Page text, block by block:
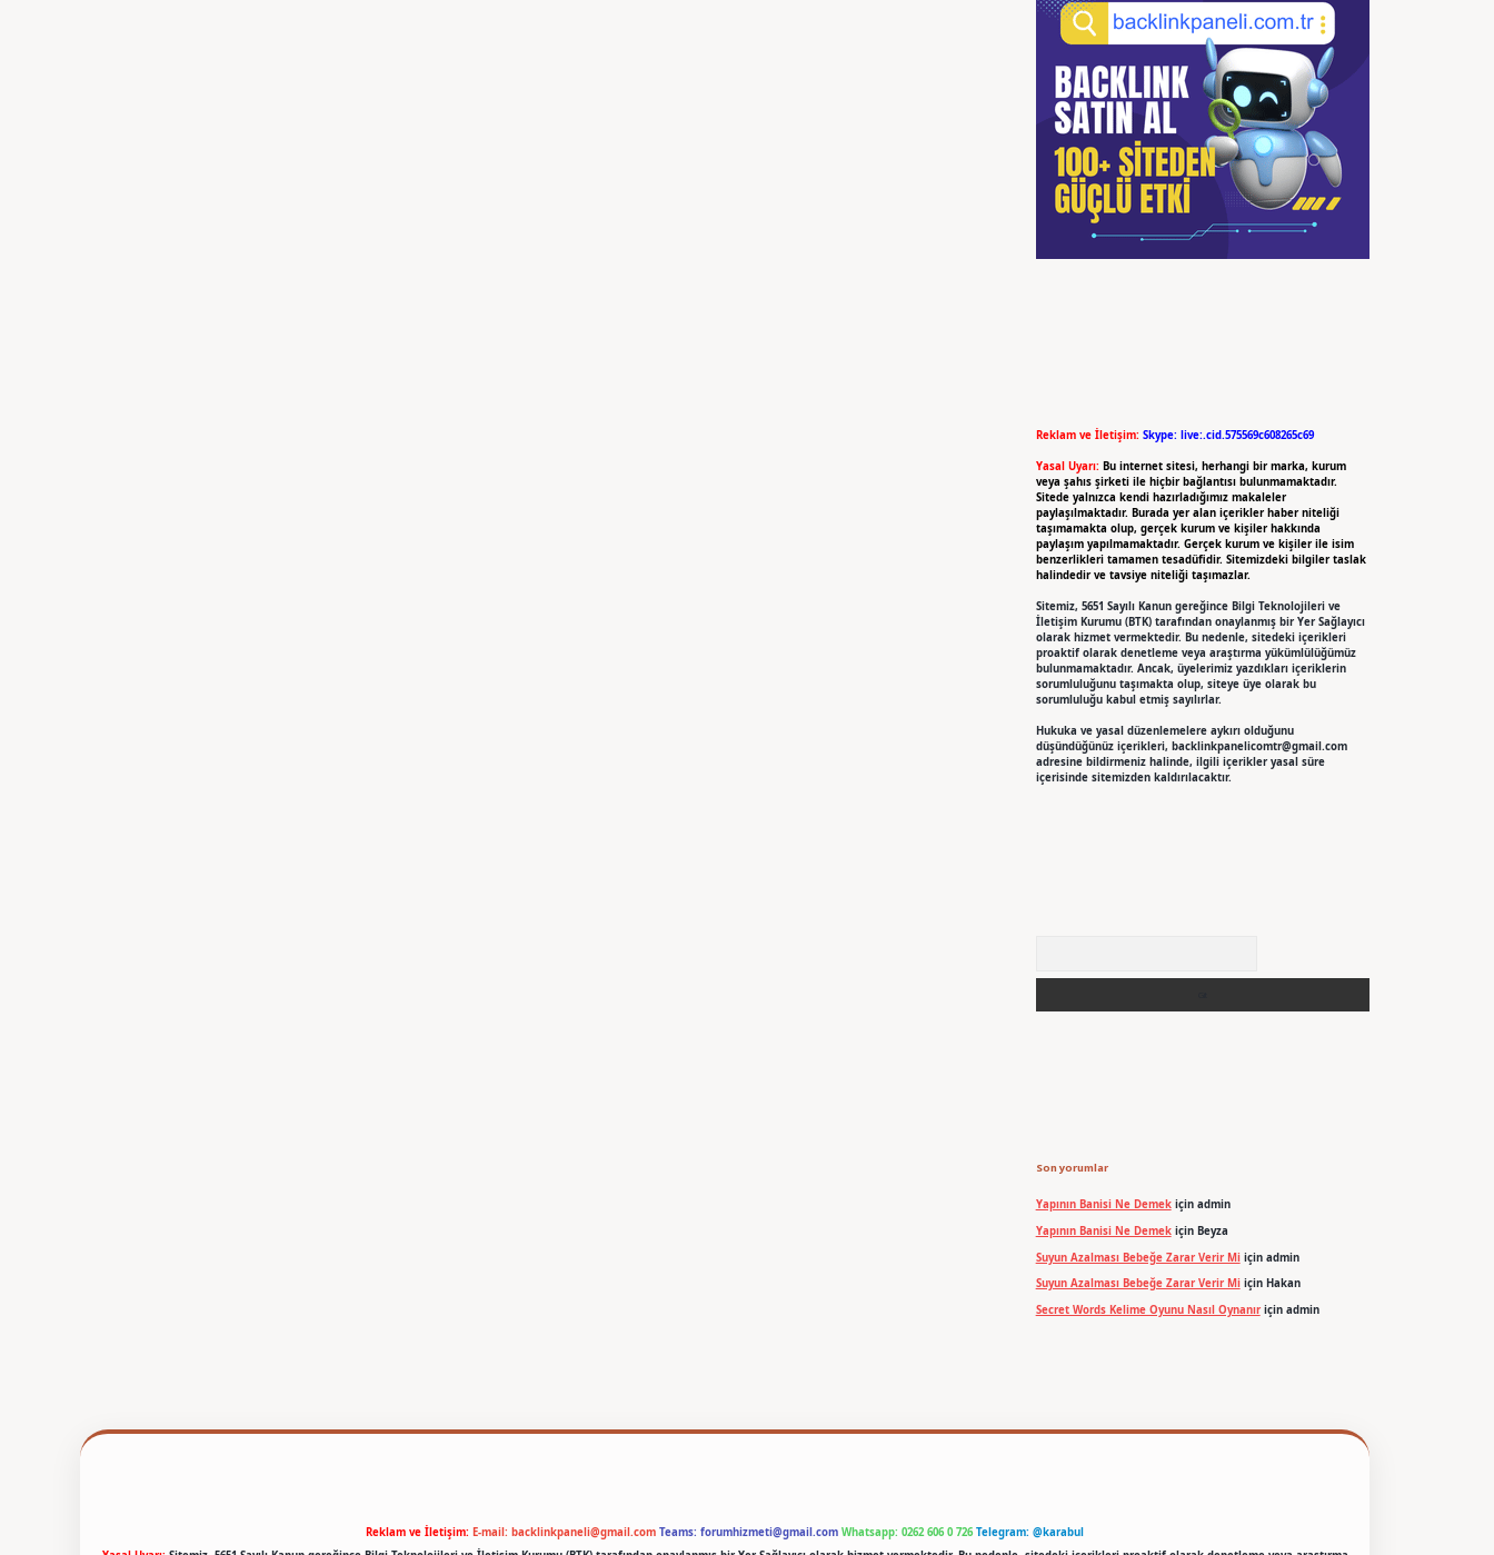
Reklam ve İletişim: Skype: live:.cid.575569c608265c69
Yasal Uyarı: Bu internet sitesi, herhangi bir marka, kurum
veya şahıs şirketi ile hiçbir bağlantısı bulunmamaktadır.
Sitede yalnızca kendi hazırladığımız makaleler
paylaşılmaktadır. Burada yer alan içerikler haber niteliği
taşımamakta olup, gerçek kurum ve kişiler hakkında
paylaşım yapılmamaktadır. Gerçek kurum ve kişiler ile isim
benzerlikleri tamamen tesadüfidir. Sitemizdeki bilgiler taslak
halindedir ve tavsiye niteliği taşımazlar.
Sitemiz, 5651 Sayılı Kanun gereğince Bilgi Teknolojileri ve
İletişim Kurumu (BTK) tarafından onaylanmış bir Yer Sağlayıcı
olarak hizmet vermektedir. Bu nedenle, sitedeki içerikleri
proaktif olarak denetleme veya araştırma yükümlülüğümüz
bulunmamaktadır. Ancak, üyelerimiz yazdıkları içeriklerin
sorumluluğunu taşımakta olup, siteye üye olarak bu
sorumluluğu kabul etmiş sayılırlar.
Hukuka ve yasal düzenlemelere aykırı olduğunu
düşündüğünüz içerikleri, backlinkpanelicomtr@gmail.com
adresine bildirmeniz halinde, ilgili içerikler yasal süre
içerisinde sitemizden kaldırılacaktır.
Son yorumlar
Yapının Banisi Ne Demekiçin admin
Yapının Banisi Ne Demekiçin Beyza
Suyun Azalması Bebeğe Zarar Verir Miiçin admin
Suyun Azalması Bebeğe Zarar Verir Miiçin Hakan
Secret Words Kelime Oyunu Nasıl Oynanıriçin admin
Reklam ve İletişim: E-mail: backlinkpaneli@gmail.com Teams: forumhizmeti@gmail.com Whatsapp: 0262 606 0 726 Telegram: @karabul